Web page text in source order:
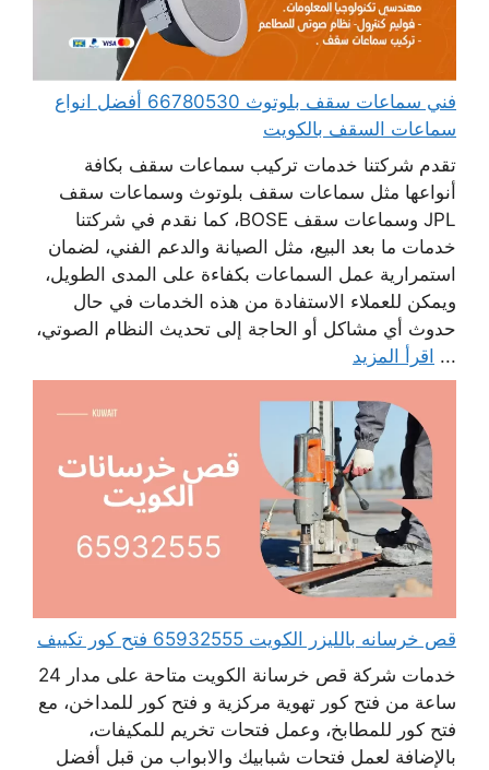
فني سماعات سقف بلوتوث 66780530 أفضل انواع
سماعات السقف بالكويت
تقدم شركتنا خدمات تركيب سماعات سقف بكافة
أنواعها مثل سماعات سقف بلوتوث وسماعات سقف
JPL وسماعات سقف BOSE، كما نقدم في شركتنا
خدمات ما بعد البيع، مثل الصيانة والدعم الفني، لضمان
استمرارية عمل السماعات بكفاءة على المدى الطويل،
ويمكن للعملاء الاستفادة من هذه الخدمات في حال
حدوث أي مشاكل أو الحاجة إلى تحديث النظام الصوتي،
... اقرأ المزيد
قص خرسانه بالليزر الكويت 65932555 فتح كور تكييف
خدمات شركة قص خرسانة الكويت متاحة على مدار 24
ساعة من فتح كور تهوية مركزية و فتح كور للمداخن، مع
فتح كور للمطابخ، وعمل فتحات تخريم للمكيفات،
بالإضافة لعمل فتحات شبابيك والابواب من قبل أفضل